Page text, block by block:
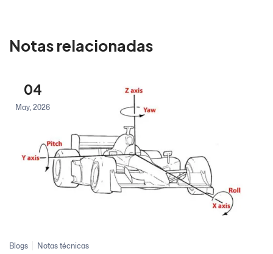
Notas relacionadas
04
May, 2026
Blogs Notas técnicas